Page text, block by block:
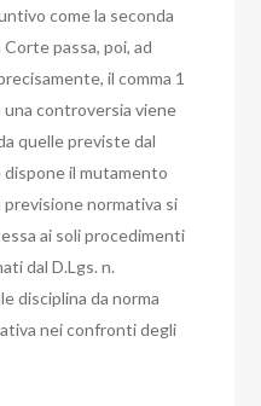
come la seconda
Corte passa, poi, ad
il comma 1
una controversia viene
quelle previste dal
il mutamento
previsione normativa si
ai soli procedimenti
dal D.Lgs. n.
disciplina da norma
nei confronti degli